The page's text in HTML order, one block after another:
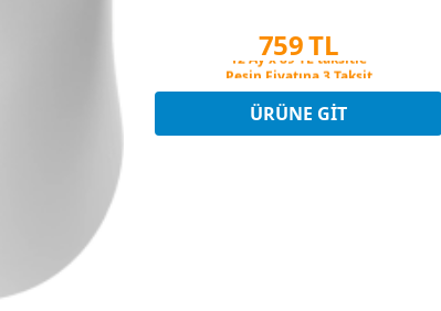
759 TL
Peşin Fiyatına 3 Taksit
Peşin Fiyatına 3 Taksit
ÜRÜNE GIT